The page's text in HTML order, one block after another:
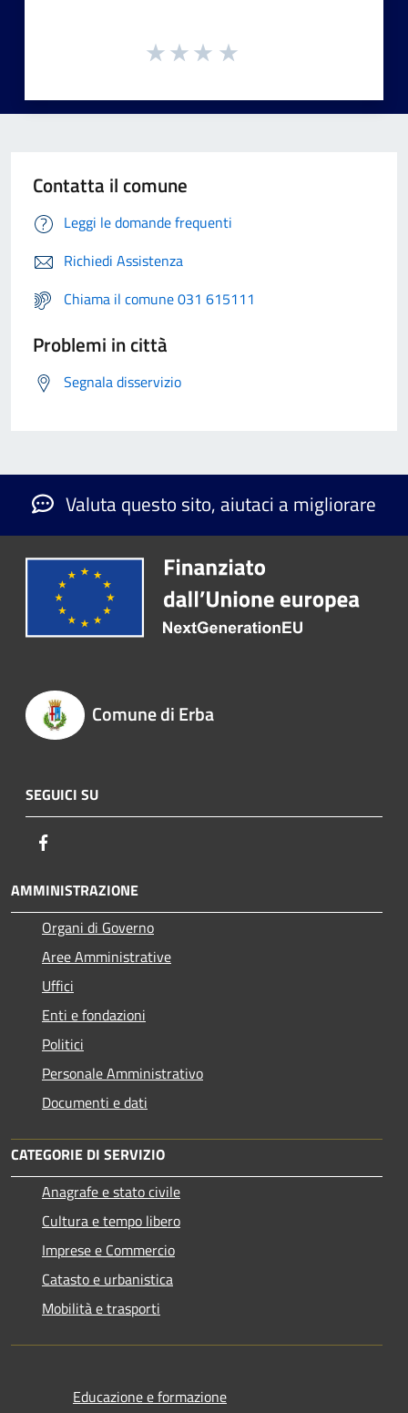
Contatta il comune
Leggi le domande frequenti
Richiedi Assistenza
Chiama il comune 031 615111
Problemi in città
Segnala disservizio
Valuta questo sito, aiutaci a migliorare
Comune di Erba
SEGUICI SU
AMMINISTRAZIONE
Organi di Governo
Aree Amministrative
Uffici
Enti e fondazioni
Politici
Personale Amministrativo
Documenti e dati
CATEGORIE DI SERVIZIO
Anagrafe e stato civile
Cultura e tempo libero
Imprese e Commercio
Catasto e urbanistica
Mobilità e trasporti
Educazione e formazione